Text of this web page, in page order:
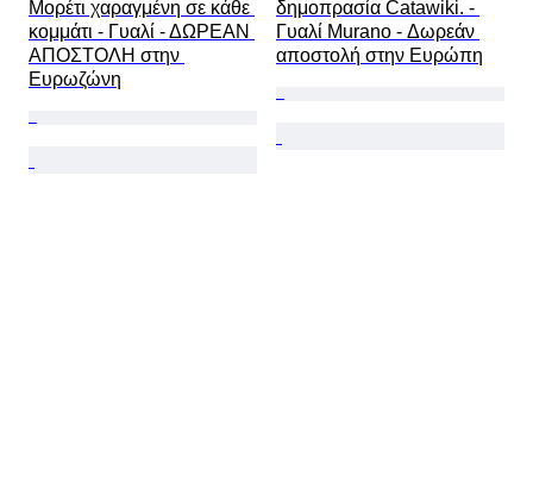
Μορέτι χαραγμένη σε κάθε
κομμάτι - Γυαλί - ΔΩΡΕΑΝ
ΑΠΟΣΤΟΛΗ στην
Ευρωζώνη
δημοπρασία Catawiki. -
Γυαλί Murano - Δωρεάν
αποστολή στην Ευρώπη